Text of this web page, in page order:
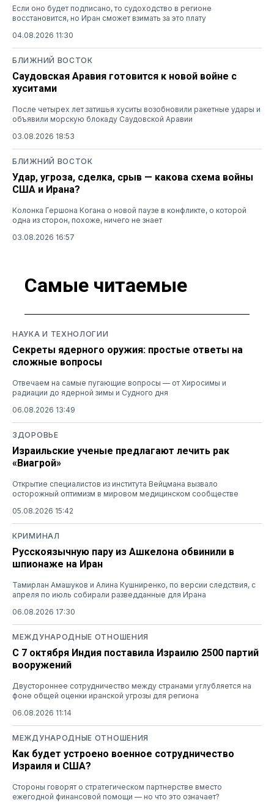
Если оно будет подписано, то судоходство в регионе
восстановится, но Иран сможет взимать за это плату
04.08.2026 11:30
БЛИЖНИЙ ВОСТОК
Саудовская Аравия готовится к новой войне с
хуситами
После четырех лет затишья хуситы возобновили ракетные удары и
объявили морскую блокаду Саудовской Аравии
03.08.2026 18:53
БЛИЖНИЙ ВОСТОК
Удар, угроза, сделка, срыв — какова схема войны
США и Ирана?
Колонка Гершона Когана о новой паузе в конфликте, о которой
одна из сторон, похоже, ничего не знает
03.08.2026 16:57
Самые читаемые
НАУКА И ТЕХНОЛОГИИ
Секреты ядерного оружия: простые ответы на
сложные вопросы
Отвечаем на самые пугающие вопросы — от Хиросимы и
радиации до ядерной зимы и Судного дня
06.08.2026 13:49
ЗДОРОВЬЕ
Израильские ученые предлагают лечить рак
«Виагрой»
Открытие специалистов из института Вейцмана вызвало
осторожный оптимизм в мировом медицинском сообществе
05.08.2026 15:42
КРИМИНАЛ
Русскоязычную пару из Ашкелона обвинили в
шпионаже на Иран
Тамирлан Амашуков и Алина Кушниренко, по версии следствия, с
апреля по июль собирали разведданные для Ирана
06.08.2026 17:30
МЕЖДУНАРОДНЫЕ ОТНОШЕНИЯ
С 7 октября Индия поставила Израилю 2500 партий
вооружений
Двустороннее сотрудничество между странами углубляется на
фоне общей оценки иранской угрозы для региона
06.08.2026 11:14
МЕЖДУНАРОДНЫЕ ОТНОШЕНИЯ
Как будет устроено военное сотрудничество
Израиля и США?
Стороны говорят о стратегическом партнерстве вместо
ежегодной финансовой помощи — но что это означает?